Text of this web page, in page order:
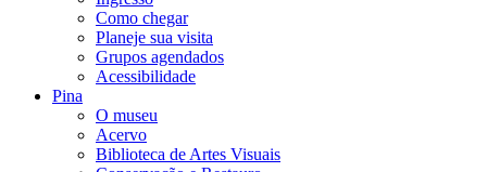
Como chegar
Planeje sua visita
Grupos agendados
Acessibilidade
Pina
O museu
Acervo
Biblioteca de Artes Visuais